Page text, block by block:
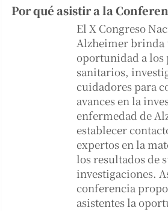
Por qué asistir a la
El X Congreso
Alzheimer brinda
oportunidad a los
sanitarios,
cuidadores para
avances en la
enfermedad de
establecer
expertos en la
los resultados de
investigaciones.
conferencia
asistentes la